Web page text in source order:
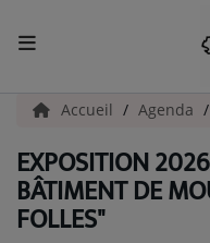
ACCUEIL
Actualités
INFOS - ALLIER
Accueil Agenda
EXPOSITION
BÂTIMENT DE
FOLLES"